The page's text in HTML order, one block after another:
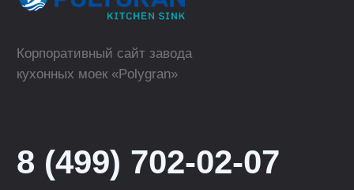
Смесители для кухни
Аксессуары к мойкам
Сотрудничество
О компании
QuartzBond
Tolero